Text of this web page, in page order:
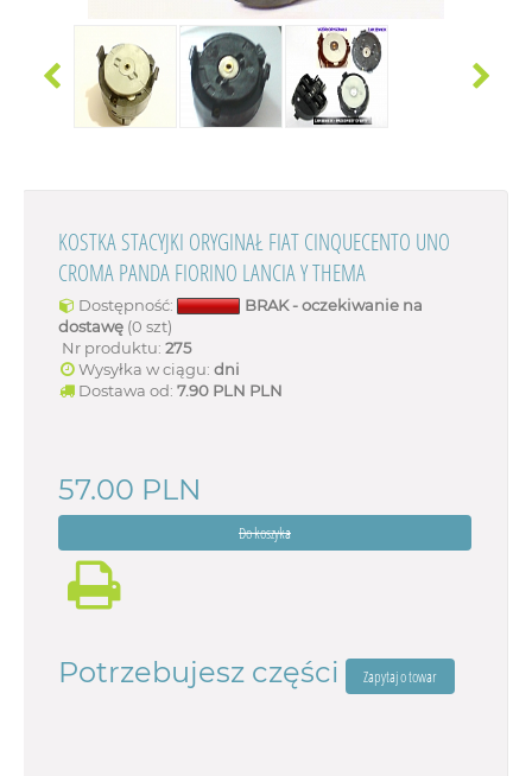
KOSTKA STACYJKI ORYGINAŁ FIAT CINQUECENTO UNO
CROMA PANDA FIORINO LANCIA Y THEMA
Dostępność:
BRAK - oczekiwanie na
dostawę (0 szt)
Nr produktu: 275
Wysyłka w ciągu:dni
Dostawa od:7.90 PLN PLN
57.00 PLN
Potrzebujesz części